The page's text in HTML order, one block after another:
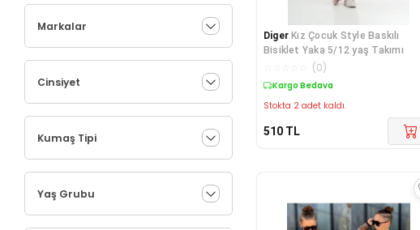
Markalar
Cinsiyet
Kumaş Tipi
Yaş Grubu
Diger Kız Çocuk Style Baskılı
Bisiklet Yaka 5/12 yaş Takımı
(0)
Kargo Bedava
Stokta 2 adet kaldı.
510 TL